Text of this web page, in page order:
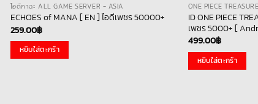
ไอดีกาฉะ ALL GAME SERVER - ASIA
ECHOES of MANA [ EN ] ไอดีเพชร 50000+
259.00฿
หยิบใส่ตะกร้า
ONE PIECE
ID ONE PIECE
เพชร 5000+ [
499.00฿
หยิบใส่ตะกร้า